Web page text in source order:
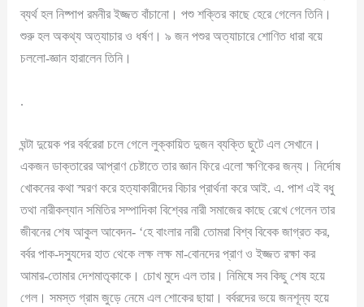
ব্যর্থ হল নিষ্পাপ রমনীর ইজ্জত বাঁচানো। পশু শক্তির কাছে হেরে গেলেন তিনি।
শুরু হল অকথ্য অত্যাচার ও ধর্ষণ। ৯ জন পশুর অত্যাচারে শোণিত ধারা বয়ে
চললো-জ্ঞান হারালেন তিনি।
.
ঘন্টা দুয়েক পর বর্বরেরা চলে গেলে লুক্কায়িত দুজন ব্যক্তি ছুটে এল সেখানে।
একজন ডাক্তারের আপ্রাণ চেষ্টাতে তার জ্ঞান ফিরে এলো ক্ষণিকের জন্য। নির্দোষ
খোকনের কথা স্মরণ করে হত্যাকারীদের বিচার প্রার্থনা করে আই. এ. পাশ এই বধু
তথা নারীকল্যান সমিতির সম্পাদিকা বিশ্বের নারী সমাজের কাছে রেখে গেলেন তার
জীবনের শেষ আকুল আবেদন- ‘হে বাংলার নারী তোমরা বিশ্ব বিবেক জাগ্রত কর,
বর্বর পাক-দস্যুদের হাত থেকে লক্ষ লক্ষ মা-বোনদের প্রাণ ও ইজ্জত রক্ষা কর
আমার-তোমার দেশমাতৃকাকে। চোখ মুদে এল তার। নিমিষে সব কিছু শেষ হয়ে
গেল। সমস্ত গ্রাম জুড়ে নেমে এল শোকের ছায়া। বর্বরদের ভয়ে জনশূন্য হয়ে